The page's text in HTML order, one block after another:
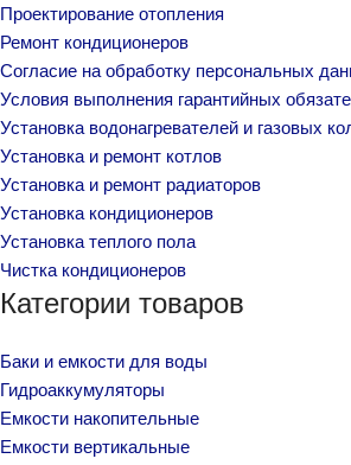
Проектирование отопления
Ремонт кондиционеров
Согласие на обработку персональных
Условия выполнения гарантийных
Установка водонагревателей и газовых
Установка и ремонт котлов
Установка и ремонт радиаторов
Установка кондиционеров
Установка теплого пола
Чистка кондиционеров
Категории товаров
Баки и емкости для воды
Гидроаккумуляторы
Емкости накопительные
Емкости вертикальные